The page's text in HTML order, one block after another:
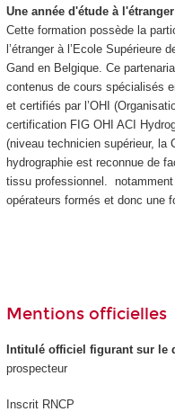
Une année d'étude à l'étranger
Cette formation possède la
l’étranger à l’Ecole Supérieure
Gand en Belgique. Ce
contenus de cours spécialisés
et certifiés par l’OHI
certification FIG OHI ACI
(niveau technicien supérieur, la
hydrographie est reconnue de
tissu professionnel.
opérateurs formés et donc une
Mentions officielles
Intitulé officiel figurant sur le
prospecteur
Inscrit RNCP